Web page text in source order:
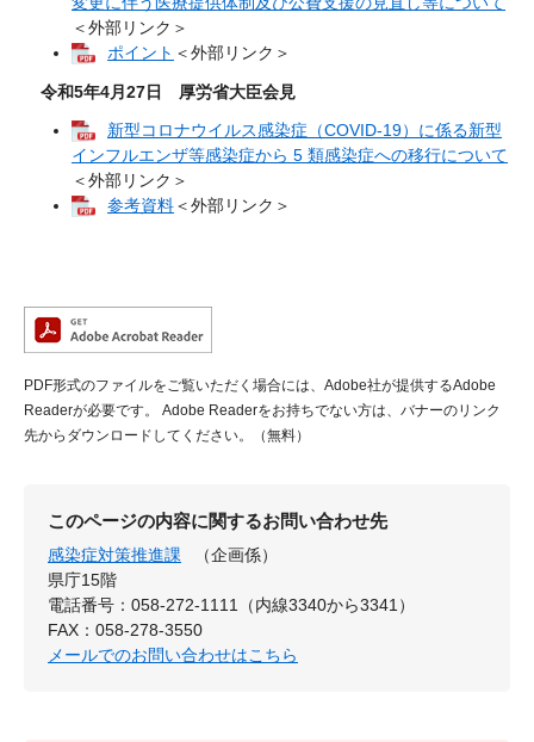
＜外部リンク＞
ポイント ＜外部リンク＞
令和5年4月27日 厚労省大臣会見
新型コロナウイルス感染症（COVID-19）に係る新型
インフルエンザ等感染症から 5 類感染症への移行について​
＜外部リンク＞
参考資料＜外部リンク＞
PDF形式のファイルをご覧いただく場合には、Adobe社が提供するAdobe
Readerが必要です。
Adobe Readerをお持ちでない方は、バナーのリンク
先からダウンロードしてください。（無料）
このページの内容に関するお問い合わせ先
感染症対策推進課
（企画係）
県庁15階
電話番号：058-272-1111（内線3340から3341）
FAX：058-278-3550
メールでのお問い合わせはこちら